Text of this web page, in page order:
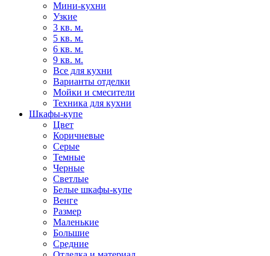
Мини-кухни
Узкие
3 кв. м.
5 кв. м.
6 кв. м.
9 кв. м.
Все для кухни
Варианты отделки
Мойки и смесители
Техника для кухни
Шкафы-купе
Цвет
Коричневые
Серые
Темные
Черные
Светлые
Белые шкафы-купе
Венге
Размер
Маленькие
Большие
Средние